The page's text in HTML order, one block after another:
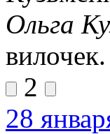
Ольга
2
28